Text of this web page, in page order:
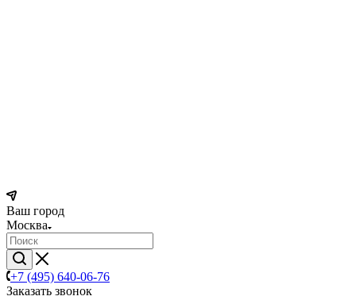
Ваш город
Москва
+7 (495) 640-06-76
Заказать звонок